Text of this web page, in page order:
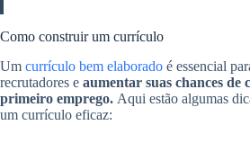
Como construir um currículo
Um currículo bem elaborado é essencial
recrutadores e aumentar suas chances de
primeiro emprego. Aqui estão algumas
um currículo eficaz: